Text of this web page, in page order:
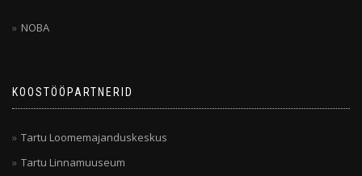
NOBA
KOOSTÖÖPARTNERID
Tartu Loomemajanduskeskus
Tartu Linnamuuseum